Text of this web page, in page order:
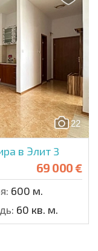
22
в Элит 3
69 000 €
600 м.
60 кв. м.